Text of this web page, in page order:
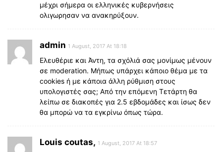
μέχρι σήμερα οι ελληνικές κυβερνήσεις
ολιγωρησαν να ανακηρύξουν.
admin 1 August, 2017 At 18:18
Ελευθέριε και Άντη, τα σχόλιά σας μονίμως μένουν
σε moderation. Μήπως υπάρχει κάποιο θέμα με τα
cookies ή με κάποια άλλη ρύθμιση στους
υπολογιστές σας; Από την επόμενη Τετάρτη θα
λείπω σε διακοπές για 2.5 εβδομάδες και ίσως δεν
θα μπορώ να τα εγκρίνω όπως τώρα.
Louis coutas, 1 August, 2017 At 18:57